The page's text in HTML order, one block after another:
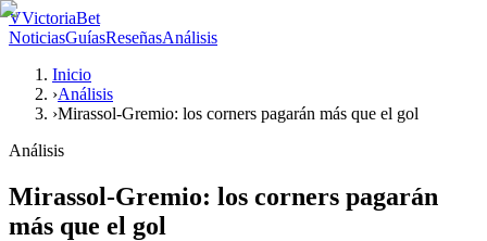
VVictoriaBet
NoticiasGuíasReseñasAnálisis
Inicio
›Análisis
›Mirassol-Gremio: los corners pagarán más que el gol
Análisis
Mirassol-Gremio: los corners pagarán
más que el gol